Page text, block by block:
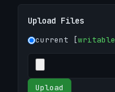
Upload Files
current [writable
Upload